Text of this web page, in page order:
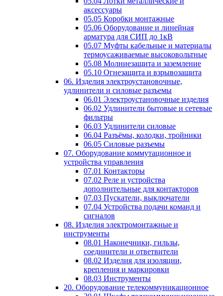
аксессуары
05.05 Коробки монтажные
05.06 Оборудование и линейная
арматура для СИП до 1кВ
05.07 Муфты кабельные и материалы
термоусаживаемые высоковольтные
05.08 Молниезащита и заземление
05.10 Огнезащита и взрывозащита
06. Изделия электроустановочные,
удлинители и силовые разъемы
06.01 Электроустановочные изделия
06.02 Удлинители бытовые и сетевые
фильтры
06.03 Удлинители силовые
06.04 Разъёмы, колодки, тройники
06.05 Силовые разъемы
07. Оборудование коммутационное и
устройства управления
07.01 Контакторы
07.02 Реле и устройства
дополнительные для контакторов
07.03 Пускатели, выключатели
07.04 Устройства подачи команд и
сигналов
08. Изделия электромонтажные и
инструменты
08.01 Наконечники, гильзы,
соединители и ответвители
08.02 Изделия для изоляции,
крепления и маркировки
08.03 Инструменты
20. Оборудование телекоммуникационное